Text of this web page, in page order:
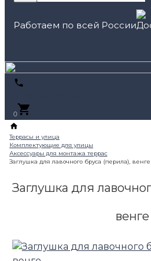
Работаем по всей России
0
Заглушка для
венге